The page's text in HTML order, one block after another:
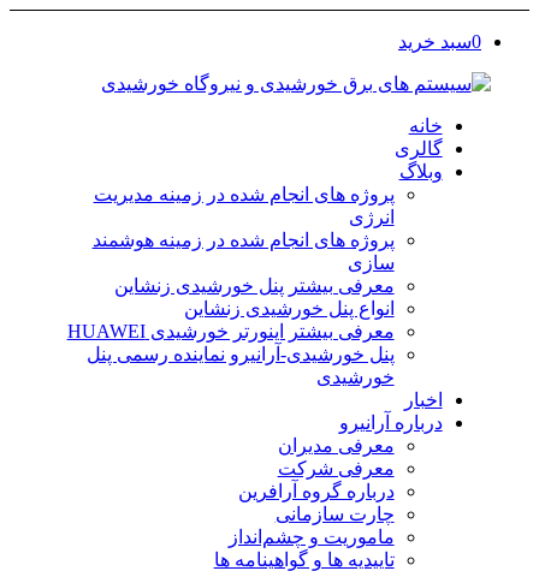
0سبد خرید
خانه
گالری
وبلاگ
پروژه های انجام شده در زمینه مدیریت
انرژی
پروژه های انجام شده در زمینه هوشمند
سازی
معرفی بیشتر پنل خورشیدی زنشاین
انواع پنل خورشیدی زنشاین
معرفی بیشتر اینورتر خورشیدی HUAWEI
پنل خورشیدی-آرانیرو نماینده رسمی پنل
خورشیدی
اخبار
درباره آرانیرو
معرفی مدیران
معرفی شرکت
درباره گروه آرافرین
چارت سازمانی
ماموریت و چشم‌انداز
تاییدیه ها و گواهینامه ها